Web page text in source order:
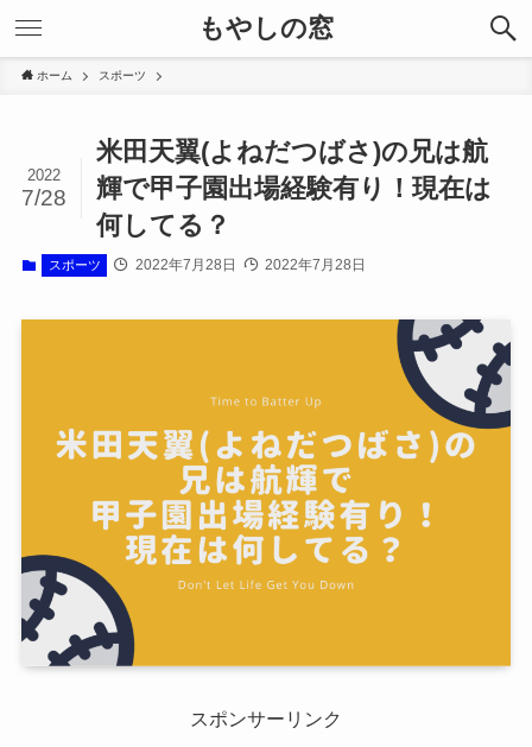
もやしの窓
ホーム スポーツ
米田天翼(よねだつばさ)の兄は航
輝で甲子園出場経験有り！現在は
何してる？
2022
7/28
スポーツ 2022年7月28日 2022年7月28日
スポンサーリンク